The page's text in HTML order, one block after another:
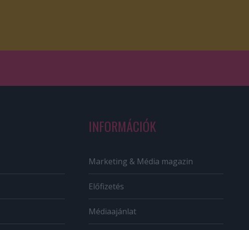
INFORMÁCIÓK
Marketing & Média magazin
Előfizetés
Médiaajánlat